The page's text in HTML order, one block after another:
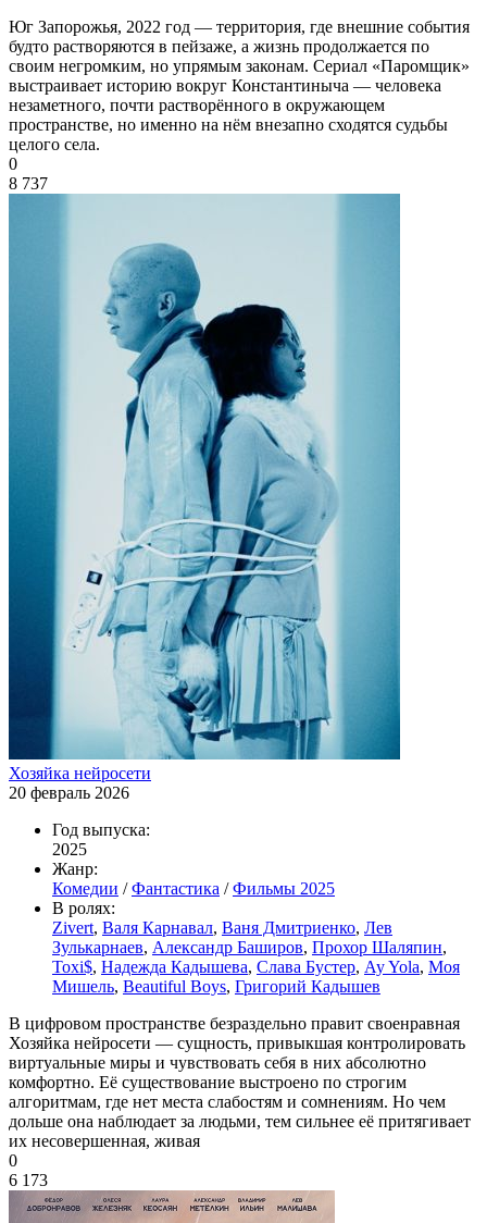
Юг Запорожья, 2022 год — территория, где внешние события
будто растворяются в пейзаже, а жизнь продолжается по
своим негромким, но упрямым законам. Сериал «Паромщик»
выстраивает историю вокруг Константиныча — человека
незаметного, почти растворённого в окружающем
пространстве, но именно на нём внезапно сходятся судьбы
целого села.
0
8 737
Хозяйка нейросети
20 февраль 2026
Год выпуска:
2025
Жанр:
Комедии /Фантастика /Фильмы 2025
В ролях:
Zivert, Валя Карнавал, Ваня Дмитриенко, Лев
Зулькарнаев, Александр Баширов, Прохор Шаляпин,
Toxi$, Надежда Кадышева, Слава Бустер, Ay Yola, Моя
Мишель, Beautiful Boys, Григорий Кадышев
В цифровом пространстве безраздельно правит своенравная
Хозяйка нейросети — сущность, привыкшая контролировать
виртуальные миры и чувствовать себя в них абсолютно
комфортно. Её существование выстроено по строгим
алгоритмам, где нет места слабостям и сомнениям. Но чем
дольше она наблюдает за людьми, тем сильнее её притягивает
их несовершенная, живая
0
6 173